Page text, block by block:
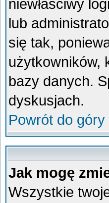
niewłaściwy
lub
się tak,
użytkowników,
bazy danych.
dyskusjach.
Powrót do góry
Jak mogę
Wszystkie